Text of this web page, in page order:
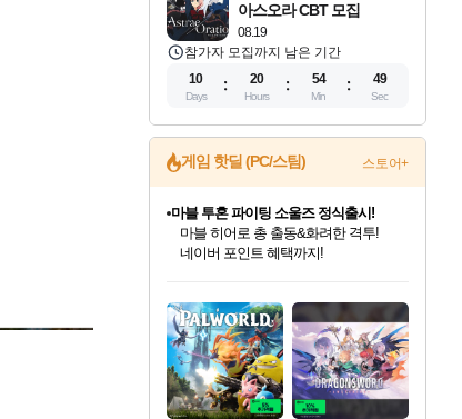
08.19
아스오라 CBT 모집
참가자 모집까지 남은 기간
10
Days
20
Hours
54
Min
48
Sec
게임 핫딜 (PC/스팀) 스토어+
최대 90% 할인가를 만나보세요!
네이버혜택과 함께 만나보세요!
50%할인&추가 적립까지!
마블 투혼 파이팅 소울즈 정식출시!
마블 히어로 총 출동&화려한 격투!
네이버 포인트 혜택까지!
이니&베니 혜택까지!
네이버 혜택가와 함께 예약하세요!
할인&네이버혜택으로 만나보세요!
네이버페이 혜택과 만나보세요!
40주년 프로모션으로 만나보세요!
할인가에 만나보세요!
일부 에디션 상시 할인!
혜택으로 예약 판매 중
편안하게 충전하세요